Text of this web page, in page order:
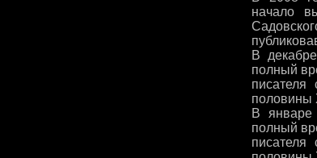
начало
В
полный
половины
В
полный